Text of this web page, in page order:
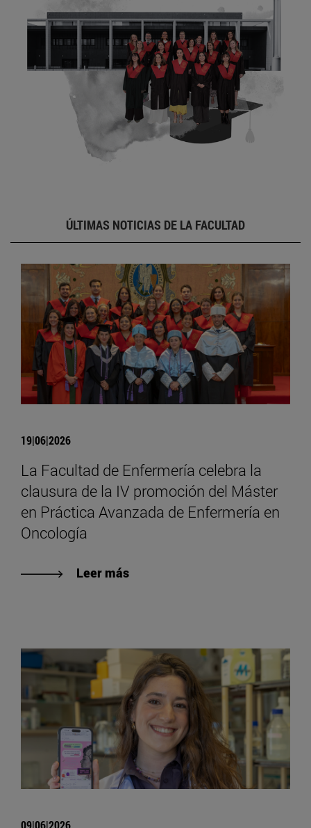
ÚLTIMAS NOTICIAS DE LA FACULTAD
19|06|2026
La Facultad de Enfermería celebra la
clausura de la IV promoción del Máster
en Práctica Avanzada de Enfermería en
Oncología
Leer más
09|06|2026